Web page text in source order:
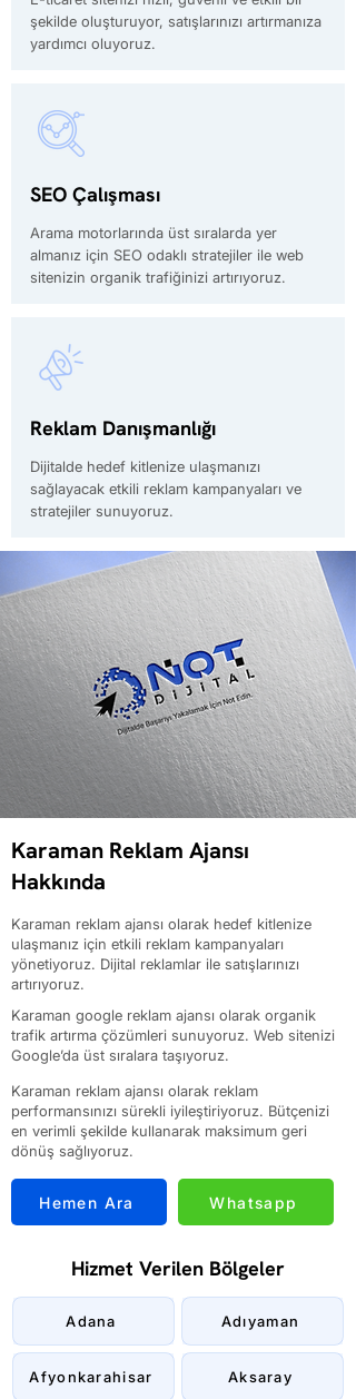
şekilde oluşturuyor, satışlarınızı artırmanıza
yardımcı oluyoruz.
SEO Çalışması
Arama motorlarında üst sıralarda yer
almanız için SEO odaklı stratejiler ile web
sitenizin organik trafiğinizi artırıyoruz.
Reklam Danışmanlığı
Dijitalde hedef kitlenize ulaşmanızı
sağlayacak etkili reklam kampanyaları ve
stratejiler sunuyoruz.
Karaman Reklam Ajansı
Hakkında
Karaman reklam ajansı olarak hedef kitlenize
ulaşmanız için etkili reklam kampanyaları
yönetiyoruz. Dijital reklamlar ile satışlarınızı
artırıyoruz.
Karaman google reklam ajansı olarak organik
trafik artırma çözümleri sunuyoruz. Web sitenizi
Google’da üst sıralara taşıyoruz.
Karaman reklam ajansı olarak reklam
performansınızı sürekli iyileştiriyoruz. Bütçenizi
en verimli şekilde kullanarak maksimum geri
dönüş sağlıyoruz.
Hemen Ara Whatsapp
Hizmet Verilen Bölgeler
Adana
Afyonkarahisar
Adıyaman
Aksaray